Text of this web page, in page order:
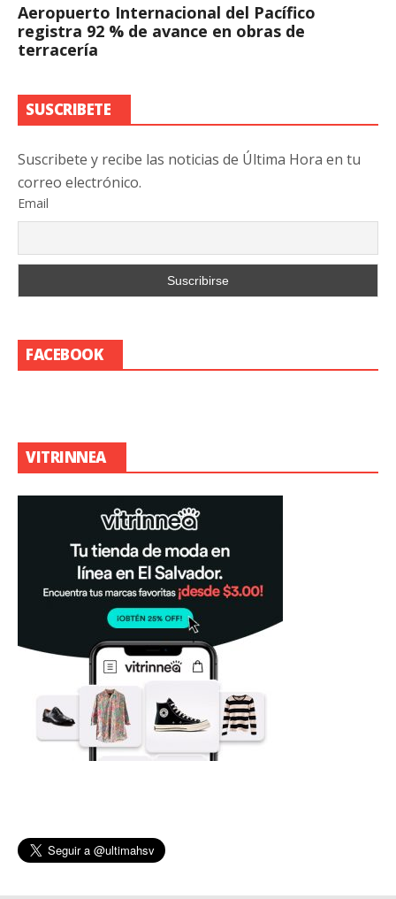
Aeropuerto Internacional del Pacífico
registra 92 % de avance en obras de
terracería
SUSCRIBETE
Suscribete y recibe las noticias de Última Hora en tu
correo electrónico.
Email
FACEBOOK
VITRINNEA